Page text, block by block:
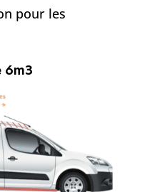
pour les
6m3